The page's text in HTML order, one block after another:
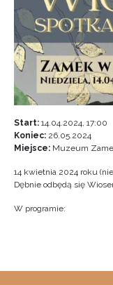
Start: 14.04.2024, 17:00
Koniec: 26.05.2024
Miejsce: Muzeum
14 kwietnia 2024 roku
Dębnie odbędą się
W programie: